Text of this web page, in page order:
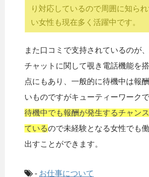
り対応しているので周囲に知ら
い女性も現在多く活躍中です。
また口コミで支持されているのが
チャットに関して覗き電話機能を
点にもあり、一般的に待機中は報
いものですがキューティーワーク
待機中でも報酬が発生するチャン
ているので未経験となる女性でも
出すことができます。
- お仕事について